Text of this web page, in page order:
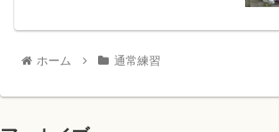
ホーム 通常練習